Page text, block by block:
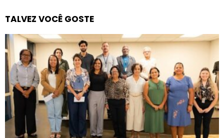
TALVEZ VOCÊ GOSTE